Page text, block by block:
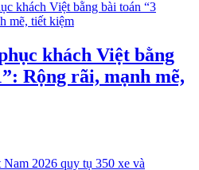
khách Việt bằng
Rộng rãi, mạnh mẽ,